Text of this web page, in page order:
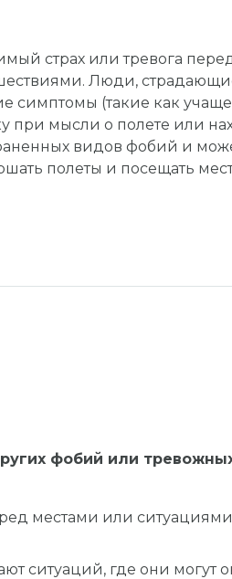
страх или тревога
Люди,
симптомы (такие как
при мысли о полете или
видов фобий и
полеты и посещать
фобий или
местами или
ситуаций, где они могут